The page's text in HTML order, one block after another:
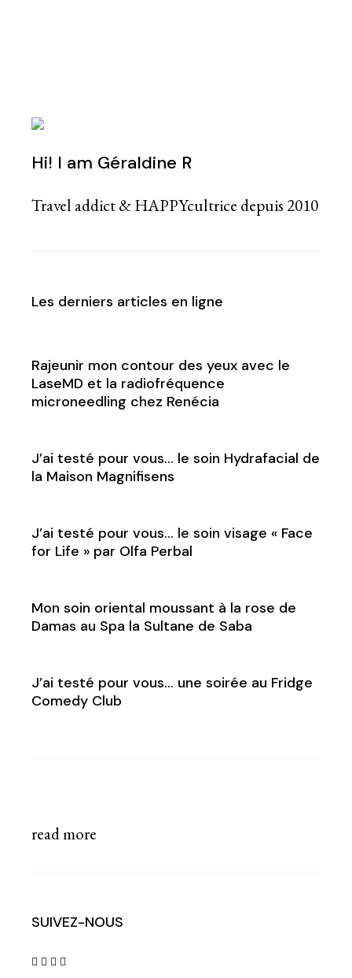
Hi! I am Géraldine R
Travel addict & HAPPYcultrice depuis 2010
Les derniers articles en ligne
Rajeunir mon contour des yeux avec le
LaseMD et la radiofréquence
microneedling chez Renécia
J’ai testé pour vous… le soin Hydrafacial de
la Maison Magnifisens
J’ai testé pour vous… le soin visage « Face
for Life » par Olfa Perbal
Mon soin oriental moussant à la rose de
Damas au Spa la Sultane de Saba
J’ai testé pour vous… une soirée au Fridge
Comedy Club
read more
SUIVEZ-NOUS